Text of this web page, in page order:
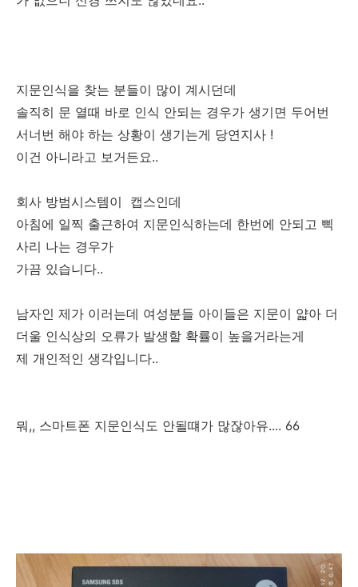
지문인식을 찾는 분들이 많이 계시던데
솔직히 문 열때 바로 인식 안되는 경우가 생기면 두어번
서너번 해야 하는 상황이 생기는게 당연지사 !
이건 아니라고 보거든요..
회사 방범시스템이 캡스인데
아침에 일찍 출근하여 지문인식하는데 한번에 안되고 삑
사리 나는 경우가
가끔 있습니다..
남자인 제가 이러는데 여성분들 아이들은 지문이 얇아 더
더울 인식상의 오류가 발생할 확률이 높을거라는게
제 개인적인 생각입니다..
뭐,, 스마트폰 지문인식도 안될떄가 많잖아유.... 66